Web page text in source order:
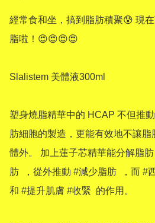
經常食和坐，搞到脂肪積聚😰 現
脂啦！😍😍😍😍
Slalistem 美體液300ml
塑身燒脂精華中的 HCAP 不但推
肪細胞的製造，更能有效地不讓
體外。 加上蓮子芯精華能分解脂
肪  ，從外推動 #減少脂肪  ，而 #
和 #提升肌膚 #收緊  的作用。